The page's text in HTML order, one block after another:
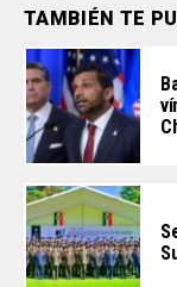
TAMBIÉN TE